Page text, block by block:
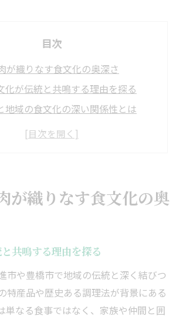
目次
が織りなす食文化の奥深さ
化が伝統と共鳴する理由を探る
地域の食文化の深い関係性とは
理から見る焼肉の発展の歴史
味わう文化と伝統の融合体験
て感じる愛知の郷土色
理と焼肉が織りなす新たな味覚
味わう愛知の食材と風土の魅力
見る愛知の郷土食材の活かし方
味が焼肉に広がる理由を解説
が織りなす食文化の奥
共鳴する理由を探る
市や豊橋市で地域の伝統と深く結びつ
特産品や歴史ある調理法が背景にある
単なる食事ではなく、家族や仲間と囲